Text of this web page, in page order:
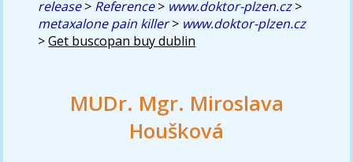
release> Reference> www.doktor-plzen.cz>
metaxalone pain killer> www.doktor-plzen.cz
>Get buscopan buy dublin
MUDr. Mgr. Miroslava
Houšková